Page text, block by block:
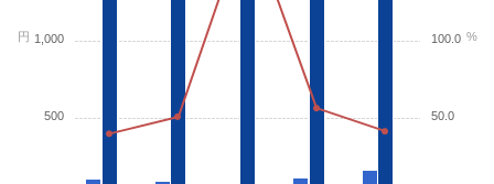
円 %
500
1,000
50.0
100.0